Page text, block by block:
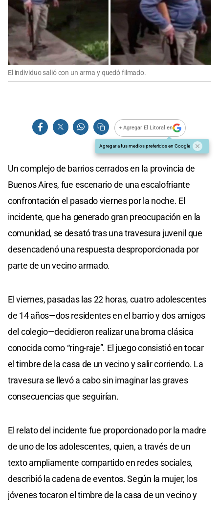
El individuo salió con un arma y quedó filmado.
+ Agregar El Litoral en
Agregar a tus medios preferidos en Google
Un complejo de barrios cerrados en la provincia de
Buenos Aires, fue escenario de una escalofriante
confrontación el pasado viernes por la noche. El
incidente, que ha generado gran preocupación en la
comunidad, se desató tras una travesura juvenil que
desencadenó una respuesta desproporcionada por
parte de un vecino armado.
El viernes, pasadas las 22 horas, cuatro adolescentes
de 14 años—dos residentes en el barrio y dos amigos
del colegio—decidieron realizar una broma clásica
conocida como “ring-raje”. El juego consistió en tocar
el timbre de la casa de un vecino y salir corriendo. La
travesura se llevó a cabo sin imaginar las graves
consecuencias que seguirían.
El relato del incidente fue proporcionado por la madre
de uno de los adolescentes, quien, a través de un
texto ampliamente compartido en redes sociales,
describió la cadena de eventos. Según la mujer, los
jóvenes tocaron el timbre de la casa de un vecino y